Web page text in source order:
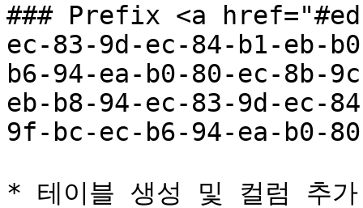
### Prefix <a
ec-83-9d-ec-84-b1-eb-
b6-94-ea-b0-80-ec-8b-
eb-b8-94-ec-83-9d-ec-
9f-bc-ec-b6-94-ea-b0-
* 테이블 생성 및 컬럼 추